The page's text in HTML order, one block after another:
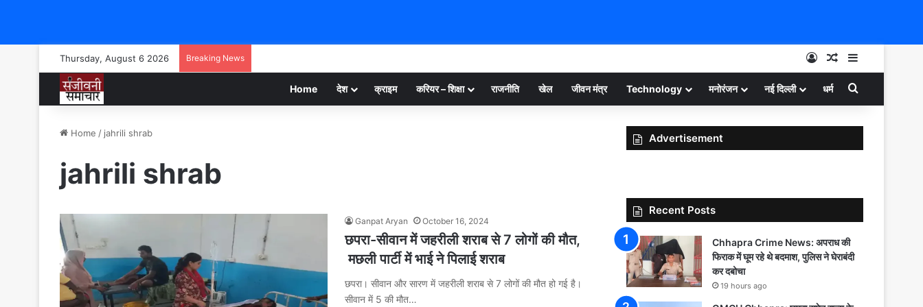
Thursday, August 6 2026 Breaking News Log InRandom Article
Sidebar
Home देश क्राइम करियर – शिक्षा राजनीति खेल जीवन मंत्र Technology मनोरंजन नई दिल्ली धर्म Search for
Home / jahrili shrab
jahrili shrab
Ganpat Aryan October 16, 2024
छपरा-सीवान में जहरीली शराब से 7 लोगों की मौत,
मछली पार्टी में भाई ने पिलाई शराब
छपरा। सीवान और सारण में जहरीली शराब से 7 लोगों की मौत हो गई है।
सीवान में 5 की मौत…
Advertisement
Recent Posts
Chhapra Crime News: अपराध की
फिराक में घूम रहे थे बदमाश, पुलिस ने घेराबंदी
कर दबोचा
19 hours ago